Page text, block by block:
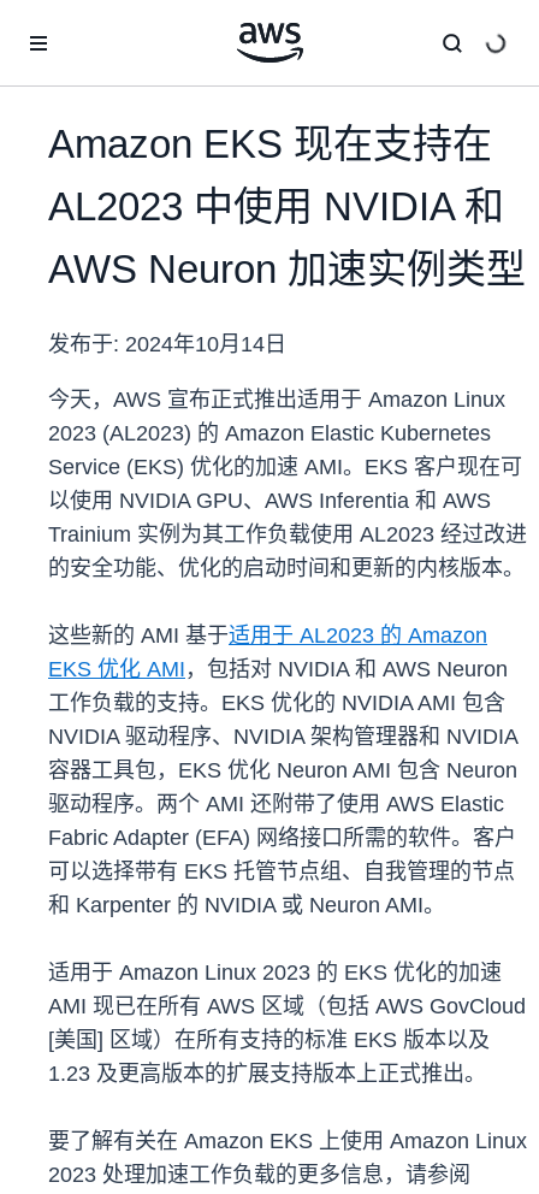
Amazon EKS 现在支持在
AL2023 中使用 NVIDIA 和
AWS Neuron 加速实例类型
发布于: 2024年10月14日
今天，AWS 宣布正式推出适用于 Amazon Linux
2023 (AL2023) 的 Amazon Elastic Kubernetes
Service (EKS) 优化的加速 AMI。EKS 客户现在可
以使用 NVIDIA GPU、AWS Inferentia 和 AWS
Trainium 实例为其工作负载使用 AL2023 经过改进
的安全功能、优化的启动时间和更新的内核版本。
这些新的 AMI 基于适用于 AL2023 的 Amazon
EKS 优化 AMI ，包括对 NVIDIA 和 AWS Neuron
工作负载的支持。EKS 优化的 NVIDIA AMI 包含
NVIDIA 驱动程序、NVIDIA 架构管理器和 NVIDIA
容器工具包，EKS 优化 Neuron AMI 包含 Neuron
驱动程序。两个 AMI 还附带了使用 AWS Elastic
Fabric Adapter (EFA) 网络接口所需的软件。客户
可以选择带有 EKS 托管节点组、自我管理的节点
和 Karpenter 的 NVIDIA 或 Neuron AMI。
适用于 Amazon Linux 2023 的 EKS 优化的加速
AMI 现已在所有 AWS 区域（包括 AWS GovCloud
[美国] 区域）在所有支持的标准 EKS 版本以及
1.23 及更高版本的扩展支持版本上正式推出。
要了解有关在 Amazon EKS 上使用 Amazon Linux
2023 处理加速工作负载的更多信息，请参阅